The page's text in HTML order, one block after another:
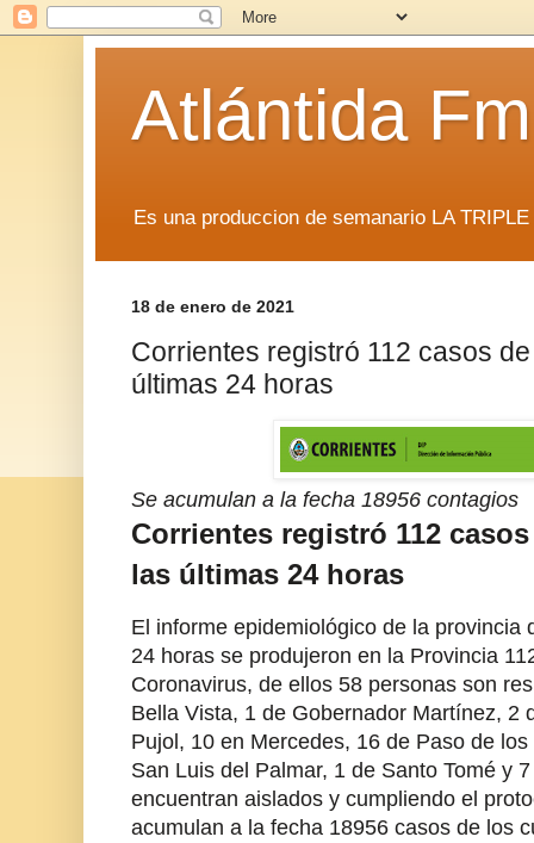
Atlántida
Es una produccion de semanario LA
18 de enero de 2021
Corrientes registró 112 casos
últimas 24 horas
Se acumulan a la fecha 18956 contagios
Corrientes registró 112
las últimas 24 horas
El informe epidemiológico de la provincia
24 horas se produjeron en la Provincia
Coronavirus, de ellos 58 personas son
Bella Vista, 1 de Gobernador Martínez, 2
Pujol, 10 en Mercedes, 16 de Paso de
San Luis del Palmar, 1 de Santo Tomé y
encuentran aislados y cumpliendo el
acumulan a la fecha 18956 casos de los